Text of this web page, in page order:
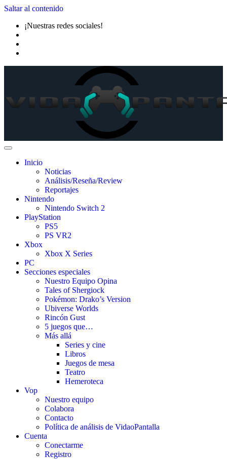
Saltar al contenido
¡Nuestras redes sociales!
Inicio
Noticias
Análisis/Reseña/Review
Reportajes
Nintendo
Nintendo Switch 2
PlayStation
PS5
PS VR2
Xbox
Xbox X Series
PC
Secciones especiales
Nuestro Equipo Opina
Tales of Shergiock
Pokémon: Drako’s Version
Ubiverse Worlds
Rincón Gust
5 juegos que…
Más allá
Series y cine
Libros
Juegos de mesa
Teatro
Hemeroteca
Vop
Nuestro equipo
Colabora
Contacto
Política de análisis de VidaoPantalla
Cuenta
Conectarme
Registro